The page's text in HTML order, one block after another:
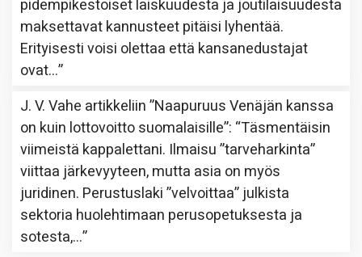
pidempikestoiset laiskuudesta ja joutilaisuudesta
maksettavat kannusteet pitäisi lyhentää.
Erityisesti voisi olettaa että kansanedustajat
ovat…”
J. V. Vahe artikkeliin”Naapuruus Venäjän kanssa
on kuin lottovoitto suomalaisille”: “Täsmentäisin
viimeistä kappalettani. Ilmaisu ”tarveharkinta”
viittaa järkevyyteen, mutta asia on myös
juridinen. Perustuslaki ”velvoittaa” julkista
sektoria huolehtimaan perusopetuksesta ja
sotesta,…”